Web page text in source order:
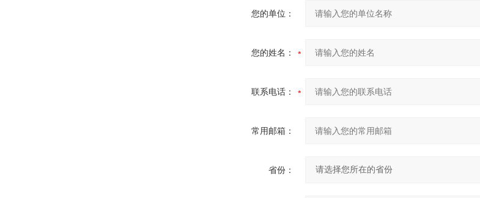
您的单位：
您的姓名：
联系电话：
常用邮箱：
省份：